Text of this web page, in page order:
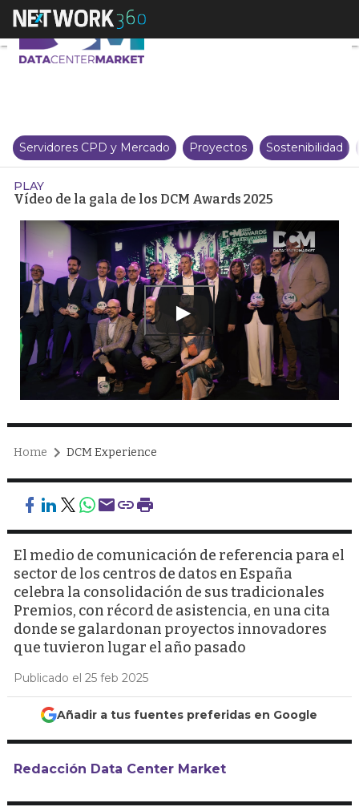
Vídeo de la gala de los DCM
Servidores CPD y Mercado Proyectos Sostenibilidad
PLAY
Vídeo de la gala de los DCM Awards 2025
Home DCM Experience
El medio de comunicación de referencia para el
sector de los centros de datos en España
celebra la consolidación de sus tradicionales
Premios, con récord de asistencia, en una cita
donde se galardonan proyectos innovadores
que tuvieron lugar el año pasado
Publicado el 25 feb 2025
Añadir a tus fuentes preferidas en Google
Redacción Data Center Market